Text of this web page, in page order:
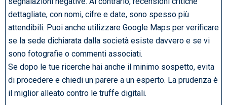
dettagliate, con nomi, cifre e date, sono spesso più
attendibili. Puoi anche utilizzare Google Maps per verificare
se la sede dichiarata dalla società esiste davvero e se vi
sono fotografie o commenti associati.
Se dopo le tue ricerche hai anche il minimo sospetto, evita
di procedere e chiedi un parere a un esperto. La prudenza è
il miglior alleato contro le truffe digitali.